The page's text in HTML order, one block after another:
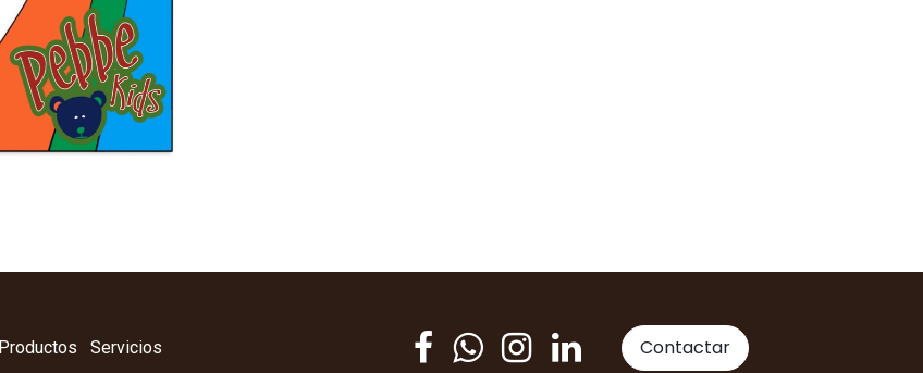
Productos Servicios Contactar